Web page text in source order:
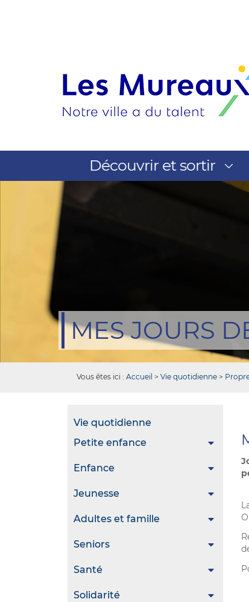
Découvrir et sortir
MES JOURS
Vous êtes ici : Accueil > Vie quotidienne >
Vie quotidienne
Petite enfance
Enfance
Jeunesse
Adultes et famille
Seniors
Santé
Solidarité